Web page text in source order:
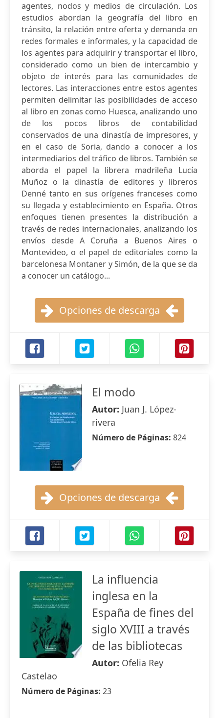
agentes, nodos y medios de circulación. Los
estudios abordan la geografía del libro en
tránsito, la relación entre oferta y demanda en
redes formales e informales, y la capacidad de
los agentes para adquirir y transportar el libro,
considerado como un bien de intercambio y
objeto de interés para las comunidades de
lectores. Las interacciones entre estos agentes
permiten delimitar las posibilidades de acceso
al libro en zonas como Huesca, analizando uno
de los pocos libros de contabilidad
conservados de una dinastía de impresores, y
en el caso de Soria, dando a conocer a los
intermediarios del tráfico de libros. También se
aborda el papel la librera madrileña Lucía
Muñoz o la dinastía de editores y libreros
Denné tanto en sus orígenes franceses como
su llegada y establecimiento en España. Otros
enfoques tienen presentes la distribución a
través de redes internacionales, analizando los
envíos desde A Coruña a Buenos Aires o
Montevideo, o el papel de editoriales como la
barcelonesa Montaner y Simón, de la que se da
a conocer un catálogo...
Opciones de descarga
El modo
Autor: Juan J. López-
rivera
Número de Páginas: 824
Opciones de descarga
La influencia
inglesa en la
España de fines del
siglo XVIII a través
de las bibliotecas
Autor: Ofelia Rey
Castelao
Número de Páginas: 23